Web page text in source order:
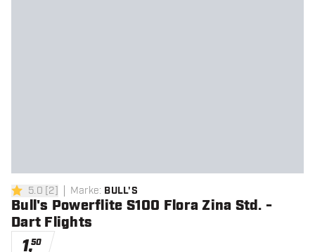
5 Bewertungssterne
5.0 [2] Marke: BULL'S
Bull's Powerflite S100 Flora Zina Std. -
Dart Flights
1,50